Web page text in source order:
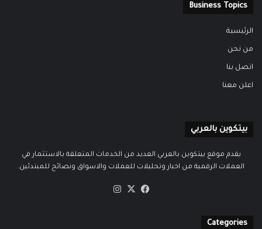
Business Topics
الرئيسية
من نحن
اتصل بنا
اعلن معنا
بيتكوين بالعربي
يقدم موقع بيتكوين بالعربي العديد من الخدمات المتعلقة بالاستثمار في
العملات الرقمية من اخبار وتحليلات للعملات والاسواق ونصائح للمبتدئين.
فيسبوك
‫X
Categories